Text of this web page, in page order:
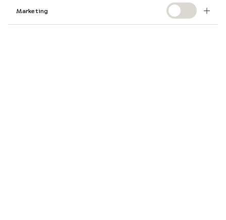
Marketing